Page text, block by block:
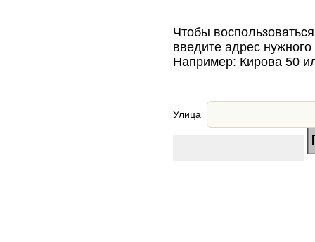
Чтобы
введите адрес
Например: Кирова 50
Улица